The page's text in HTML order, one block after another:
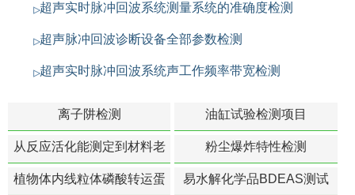
超声实时脉冲回波系统测量系统的准确度检测
超声脉冲回波诊断设备全部参数检测
超声实时脉冲回波系统声工作频率带宽检测
离子阱检测 油缸试验检测项目
从反应活化能测定到材料老
化寿命预测的经典模型
粉尘爆炸特性检测
植物体内线粒体磷酸转运蛋
易水解化学品BDEAS测试